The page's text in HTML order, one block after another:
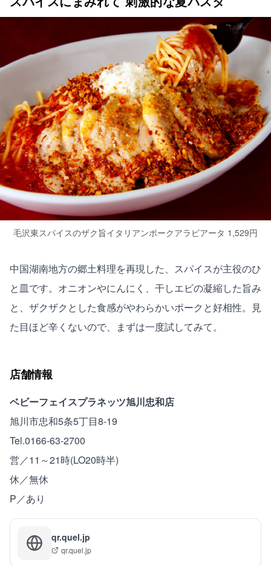
毛沢東スパイスのザク旨イタリアンポークアラビアータ 1,529円
中国湖南地方の郷土料理を再現した、スパイスが主役のひ
と皿です。オニオンやにんにく、干しエビの凝縮した旨み
と、ザクザクとした食感がやわらかいポークと好相性。見
た目ほど辛くないので、まずは一度試してみて。
店舗情報
ベビーフェイスプラネッツ旭川忠和店
旭川市忠和5条5丁目8-19
Tel.0166-63-2700
営／11～21時(LO20時半)
休／無休
P／あり
qr.quel.jp
qr.quel.jp